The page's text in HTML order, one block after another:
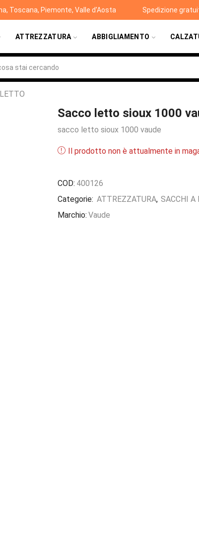
Toscana, Piemonte, Valle d'Aosta Spedizione
ATTREZZATURA ABBIGLIAMENTO
Sacco letto sioux 1000
sacco letto sioux 1000 vaude
Il prodotto non è attualmente in
COD: 400126
Categorie: ATTREZZATURA, SACCHI A
Marchio: Vaude